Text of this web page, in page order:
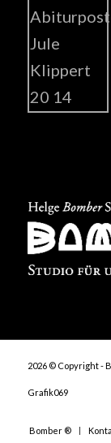
2026 © Copyright -
Grafik069
Bomber ®